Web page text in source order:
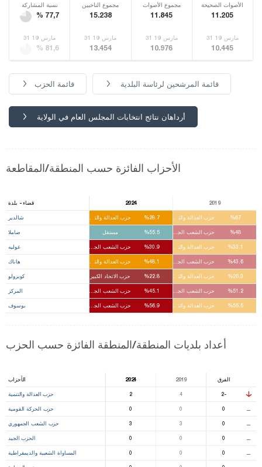
نسبة المشاركة
% 77,7
مجموع الناخبين
15.238
مجموع الأصوات
11.845
الأصوات الصحيحة
11.205
31 مارس 19
% 81,6
31 مارس 19
13.454
31 مارس 19
10.976
31 مارس 19
10.445
قائمة الحزب قائمة المرشحين لرئاسة البلدية
أرداهان نتائج انتخابات المجلس العام في الولاية
الأحزاب الفائزة حسب المنطقة/المقاطعة
قضاء - بلدة 2024 2019
شالدير حزب العدالة والتنمية %28.7 حزب العدالة والتنمية %67
ضاملا مستقل %55.5 حزب الشعب الجمهوري %48
غوليه حزب الشعب الجمهوري %30.9 حزب العدالة والتنمية %33.1
هاناك حزب العدالة والتنمية %48.1 حزب الشعب الجمهوري %43.6
كوبرولو حزب الاتحاد الكبير %22.8 حزب العدالة والتنمية %26.3
المركز حزب الشعب الجمهوري %45.1 حزب الشعب الجمهوري %51.2
بوسوف حزب الشعب الجمهوري %56.9 حزب العدالة والتنمية %55.5
أعداد بلديات المنطقة/المنطقة الفائزة حسب الحزب
الأحزاب 2024 2019 الفرق
حزب العدالة والتنمية 2 4 -2
حزب الحركة القومية 0 0 0
حزب الشعب الجمهوري 3 3 0
الحزب الجيد 0 0 0
المساواة الشعبية والديمقراطية 0 0 0